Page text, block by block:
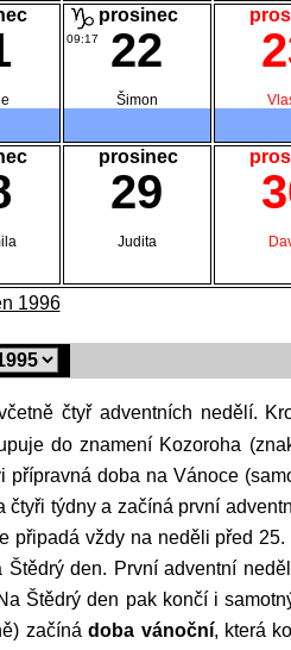
prosinec
22
Šimon
09:17
prosinec
29
Judita
1996
do znamení Kozoroha
doba na Vánoce
čtyři týdny a začíná první
vždy na neděli před
den. První adventní
Štědrý den pak končí i
začínádoba vánoční, která